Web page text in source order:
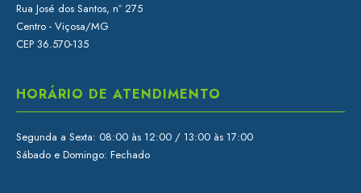
Rua José dos Santos, nº 275
Centro - Viçosa/MG
CEP 36.570-135
HORÁRIO DE ATENDIMENTO
Segunda a Sexta: 08:00 às 12:00 / 13:00 às 17:00
Sábado e Domingo: Fechado